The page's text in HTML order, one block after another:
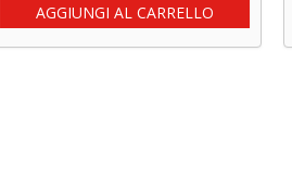
AGGIUNGI AL CARRELLO